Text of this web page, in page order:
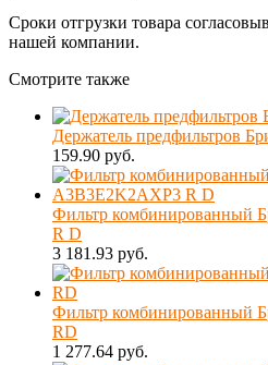
Сроки отгрузки товара
нашей компании.
Смотрите также
Держатель предфильтров
159.90 руб.
Фильтр комбинированный
R D
3 181.93 руб.
Фильтр комбинированный
RD
1 277.64 руб.